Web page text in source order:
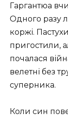
Гаргантюа
Одного разу
коржі.
пригостили,
почалася
велетні без
суперника.
Коли син